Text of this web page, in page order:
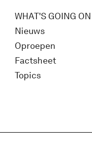
WHAT'S GOING ON
Nieuws
Oproepen
Factsheet
Topics